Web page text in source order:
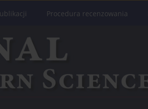
Procedura recenzowania